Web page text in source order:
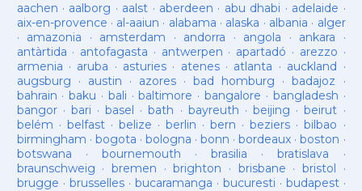
aachen · aalborg · aalst · aberdeen · abu dhabi · adelaide ·
aix-en-provence · al-aaiun · alabama · alaska · albania · alger
· amazonia · amsterdam · andorra · angola · ankara ·
antàrtida · antofagasta · antwerpen · apartadó · arezzo ·
armenia · aruba · asturies· atenes· atlanta · auckland ·
augsburg · austin · azores·bad homburg ·badajoz ·
bahrain ·baku · bali ·baltimore ·bangalore · bangladesh ·
bangor· bari ·basel ·bath · bayreuth ·beijing ·beirut ·
belém · belfast· belize · berlin ·bern ·beziers ·bilbao ·
birmingham · bogota · bologna ·bonn ·bordeaux ·boston ·
botswana · bournemouth ·brasilia ·bratislava ·
braunschweig · bremen ·brighton · brisbane · bristol ·
brugge · brusselles· bucaramanga · bucuresti · budapest·